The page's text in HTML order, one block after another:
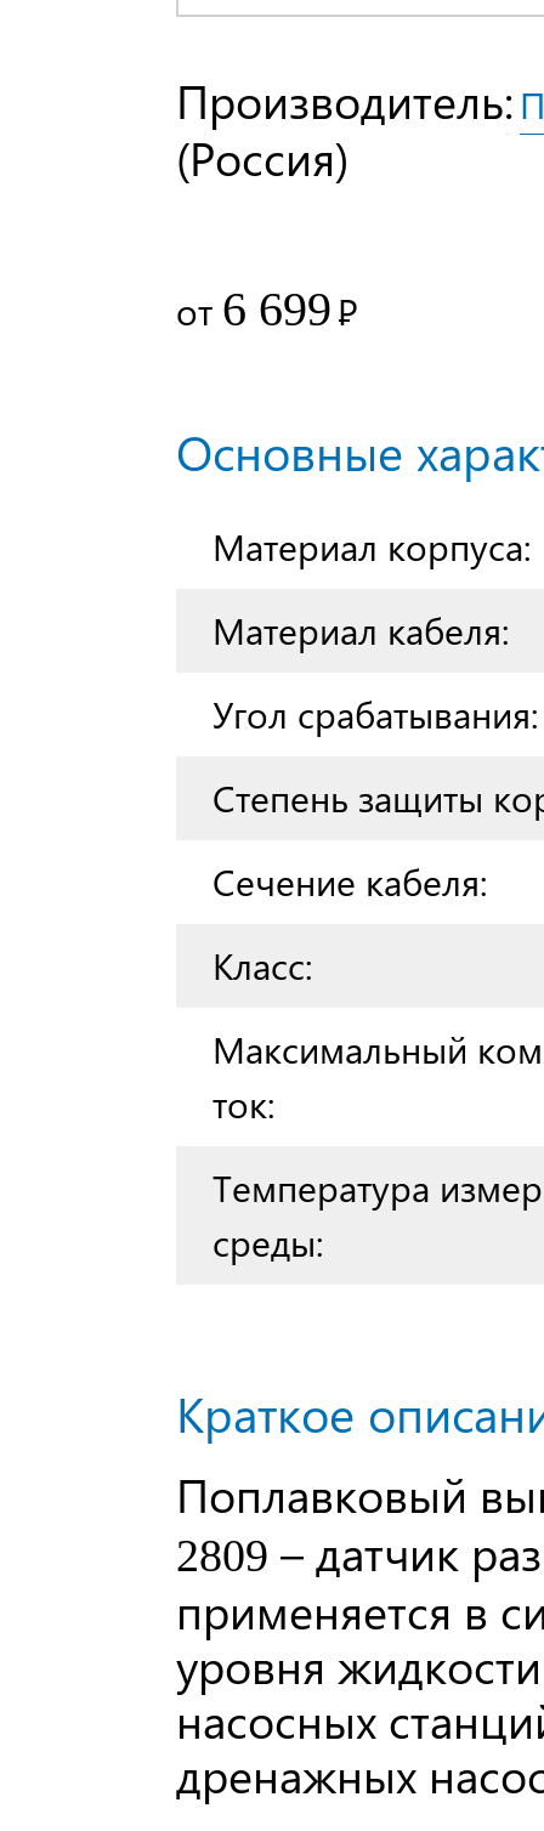
Производитель:
(Россия)
от 6 699Р
Основные
Материал корпуса:
Материал кабеля:
Угол срабатывания:
Степень защиты
Сечение кабеля:
Класс:
Максимальный
ток:
Температура
среды:
Краткое
Поплавковый
2809 – датчик
применяется в
уровня
насосных
дренажных